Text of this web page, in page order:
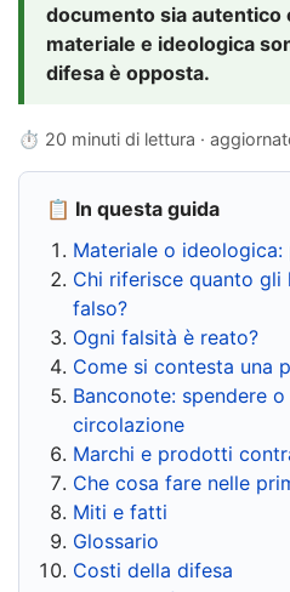
documento sia autentico
materiale e ideologica
difesa è opposta.
⏱ 20 minuti di lettura ·
📋 In questa guida
Materiale o
Chi riferisce quanto
falso?
Ogni falsità è reato?
Come si contesta una
Banconote: spendere
circolazione
Marchi e prodotti
Che cosa fare nelle
Miti e fatti
Glossario
Costi della difesa